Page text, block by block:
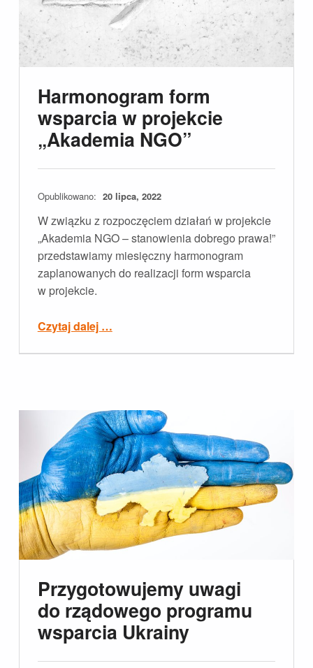
Harmonogram form
wsparcia w projekcie
„Akademia NGO”
Opublikowano: 20 lipca, 2022
W związku z rozpoczęciem działań w projekcie
„Akademia NGO – stanowienia dobrego prawa!”
przedstawiamy miesięczny harmonogram
zaplanowanych do realizacji form wsparcia
w projekcie.
Czytaj dalej …
Przygotowujemy uwagi
do rządowego programu
wsparcia Ukrainy